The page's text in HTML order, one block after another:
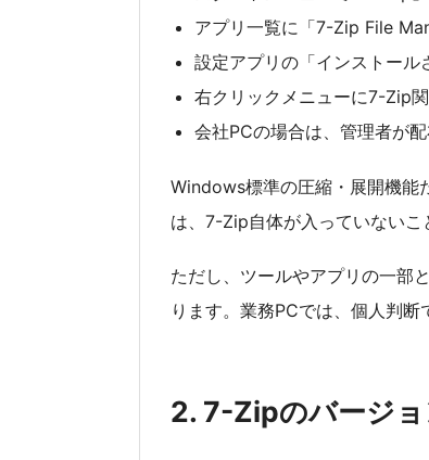
アプリ一覧に「7-Zip File
設定アプリの「インストー
右クリックメニューに7-Zip
会社PCの場合は、管理者が
Windows標準の圧縮・展開機能
は、7-Zip自体が入っていないこ
ただし、ツールやアプリの一部
ります。業務PCでは、個人判断
2. 7-Zipのバージョ